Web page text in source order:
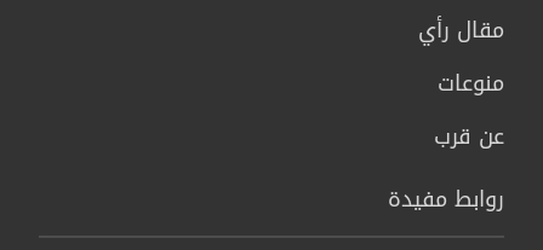
مقال رأي
منوعات
عن قرب
روابط مفيدة